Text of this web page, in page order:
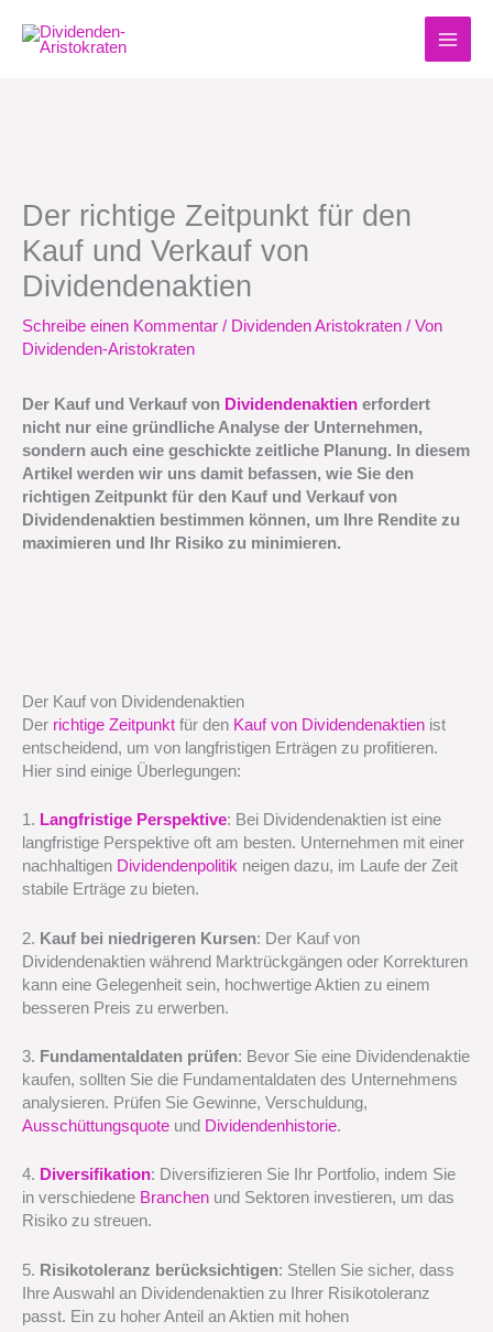
Inhalt
springen
Der richtige Zeitpunkt für den
Kauf und Verkauf von
Dividendenaktien
Schreibe einen Kommentar / Dividenden Aristokraten / Von
Dividenden-Aristokraten
Der Kauf und Verkauf von Dividendenaktien erfordert
nicht nur eine gründliche Analyse der Unternehmen,
sondern auch eine geschickte zeitliche Planung. In diesem
Artikel werden wir uns damit befassen, wie Sie den
richtigen Zeitpunkt für den Kauf und Verkauf von
Dividendenaktien bestimmen können, um Ihre Rendite zu
maximieren und Ihr Risiko zu minimieren.
Der Kauf von Dividendenaktien
Der richtige Zeitpunkt für den Kauf von Dividendenaktien ist
entscheidend, um von langfristigen Erträgen zu profitieren.
Hier sind einige Überlegungen:
1. Langfristige Perspektive: Bei Dividendenaktien ist eine
langfristige Perspektive oft am besten. Unternehmen mit einer
nachhaltigen Dividendenpolitik neigen dazu, im Laufe der Zeit
stabile Erträge zu bieten.
2. Kauf bei niedrigeren Kursen: Der Kauf von
Dividendenaktien während Marktrückgängen oder Korrekturen
kann eine Gelegenheit sein, hochwertige Aktien zu einem
besseren Preis zu erwerben.
3. Fundamentaldaten prüfen: Bevor Sie eine Dividendenaktie
kaufen, sollten Sie die Fundamentaldaten des Unternehmens
analysieren. Prüfen Sie Gewinne, Verschuldung,
Ausschüttungsquote und Dividendenhistorie.
4. Diversifikation: Diversifizieren Sie Ihr Portfolio, indem Sie
in verschiedene Branchen und Sektoren investieren, um das
Risiko zu streuen.
5. Risikotoleranz berücksichtigen: Stellen Sie sicher, dass
Ihre Auswahl an Dividendenaktien zu Ihrer Risikotoleranz
passt. Ein zu hoher Anteil an Aktien mit hohen